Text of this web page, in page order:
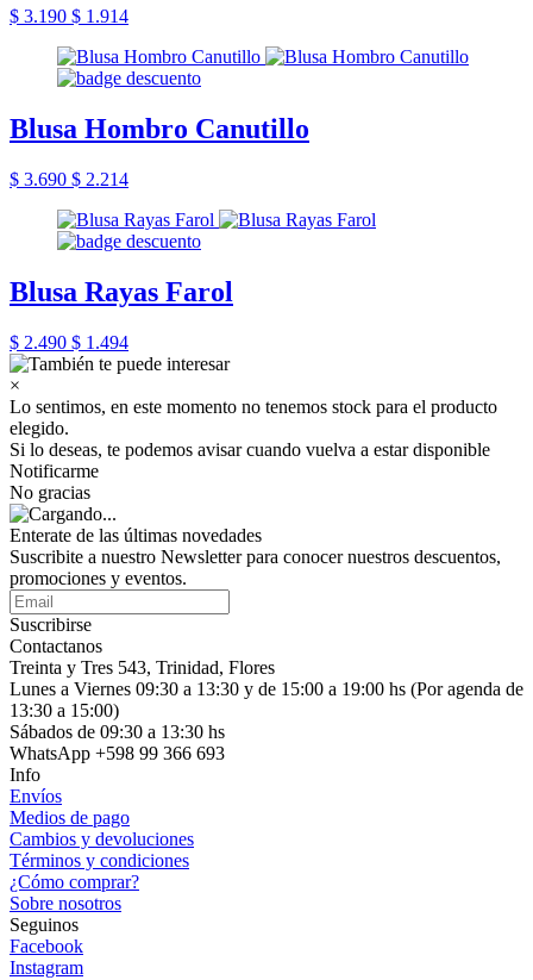
$ 3.190 $ 1.914
Blusa Hombro Canutillo
$ 3.690 $ 2.214
Blusa Rayas Farol
$ 2.490 $ 1.494
×
Lo sentimos, en este momento no tenemos stock para el producto
elegido.
Si lo deseas, te podemos avisar cuando vuelva a estar disponible
Notificarme
No gracias
Enterate de las últimas novedades
Suscribite a nuestro Newsletter para conocer nuestros descuentos,
promociones y eventos.
Suscribirse
Contactanos
Treinta y Tres 543, Trinidad, Flores
Lunes a Viernes 09:30 a 13:30 y de 15:00 a 19:00 hs (Por agenda de
13:30 a 15:00)
Sábados de 09:30 a 13:30 hs
WhatsApp +598 99 366 693
Info
Envíos
Medios de pago
Cambios y devoluciones
Términos y condiciones
¿Cómo comprar?
Sobre nosotros
Seguinos
Facebook
Instagram